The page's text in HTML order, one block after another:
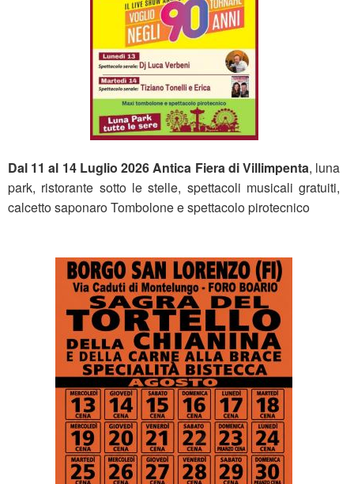
Dal 11 al 14 Luglio 2026 Antica Fiera di Villimpenta, luna
park, ristorante sotto le stelle, spettacoli musicali gratuiti,
calcetto saponaro Tombolone e spettacolo pirotecnico